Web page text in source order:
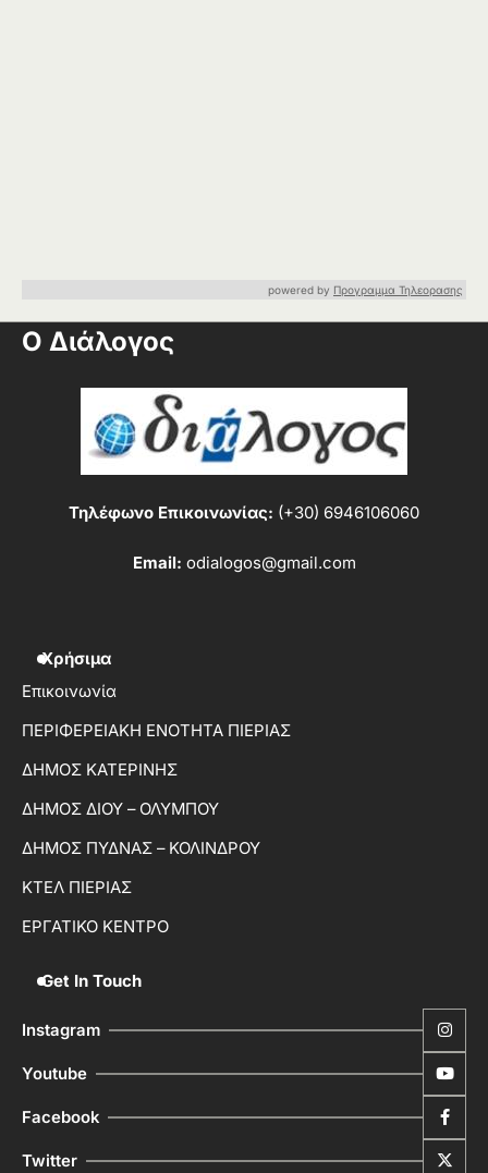
powered by Προγραμμα Τηλεορασης
Ο Διάλογος
Τηλέφωνο Επικοινωνίας: (+30) 6946106060
Email: odialogos@gmail.com
Χρήσιμα
Επικοινωνία
ΠΕΡΙΦΕΡΕΙΑΚΗ ΕΝΟΤΗΤΑ ΠΙΕΡΙΑΣ
ΔΗΜΟΣ ΚΑΤΕΡΙΝΗΣ
ΔΗΜΟΣ ΔΙΟΥ – ΟΛΥΜΠΟΥ
ΔΗΜΟΣ ΠΥΔΝΑΣ – ΚΟΛΙΝΔΡΟΥ
ΚΤΕΛ ΠΙΕΡΙΑΣ
ΕΡΓΑΤΙΚΟ ΚΕΝΤΡΟ
Get In Touch
Instagram
Youtube
Facebook
Twitter